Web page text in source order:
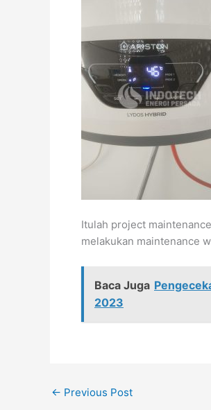
Itulah project
melakukan maintenance
Baca Juga
2023
← Previous Post